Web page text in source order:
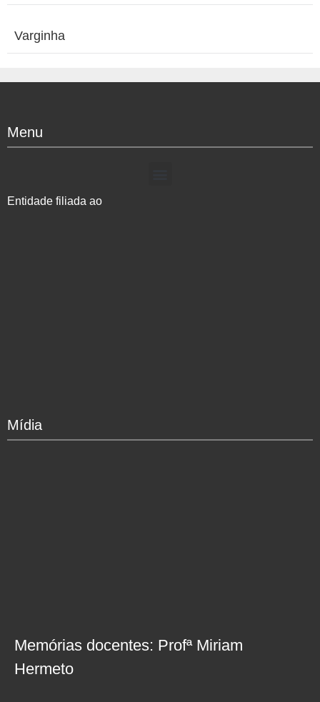
Varginha
Menu
Entidade filiada ao
Mídia
Memórias docentes: Profª Miriam
Hermeto